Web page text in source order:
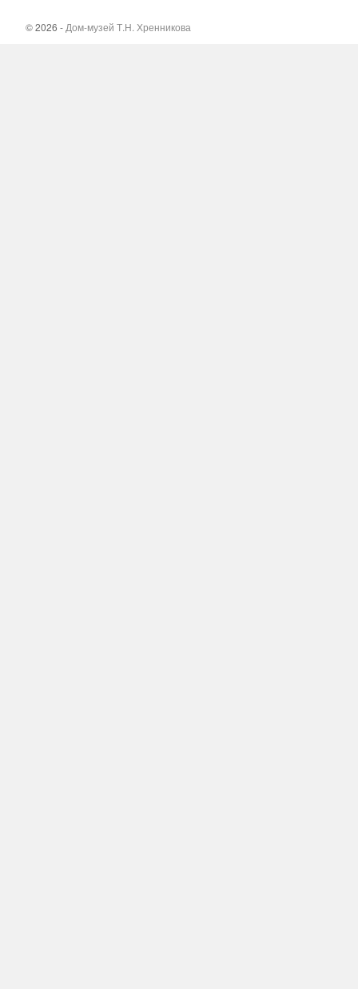
© 2026 - Дом-музей Т.Н. Хренникова